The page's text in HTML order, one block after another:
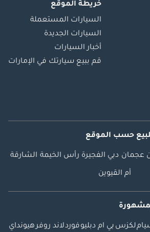
خريطة الموقع
السيارات المستعملة
السيارات الجديدة
أخبار السيارات
قم ببيع سيارتك في الإمارات
حسب الموقع
عجمان دبي الفجيرة رأس الخيمة الشارقة
أم القيوين
لكزس بي ام دبليوفوردلاند روفرهيونداي